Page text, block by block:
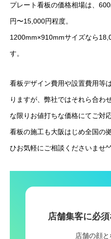
ウィンドウサイン
特注ホワイトボード
電飾スタンド看板
スタンド看板
アクリル看板
タワーサイン製作
駐車場看板製作
プレート看板の価格相場は、
円〜15,000円程度。
1200mm×910mmサイズなら
す。
看板デザイン費用や設置費用等
りますが、弊社ではそれら合わ
な限りお値打ちな価格にてご対
看板の施工も大阪はじめ全国の
ひお気軽にご相談くださいませ
店舗集客に必
店舗の顔と